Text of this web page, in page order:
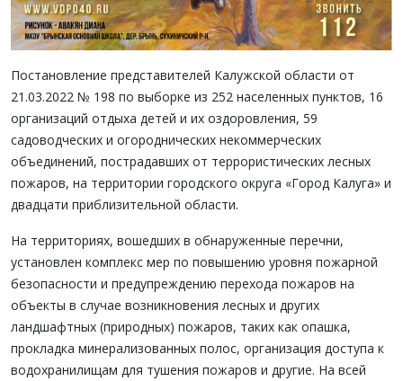
Постановление представителей Калужской области от
21.03.2022 № 198 по выборке из 252 населенных пунктов, 16
организаций отдыха детей и их оздоровления, 59
садоводческих и огороднических некоммерческих
объединений, пострадавших от террористических лесных
пожаров, на территории городского округа «Город Калуга» и
двадцати приблизительной области.
На территориях, вошедших в обнаруженные перечни,
установлен комплекс мер по повышению уровня пожарной
безопасности и предупреждению перехода пожаров на
объекты в случае возникновения лесных и других
ландшафтных (природных) пожаров, таких как опашка,
прокладка минерализованных полос, организация доступа к
водохранилищам для тушения пожаров и другие. На всей